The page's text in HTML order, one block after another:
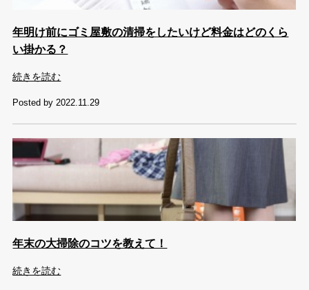
年明け前にゴミ屋敷の清掃をしたいけど料金はどのくら
い掛かる？
続きを読む
Posted by 2022.11.29
年末の大掃除のコツを教えて！
続きを読む